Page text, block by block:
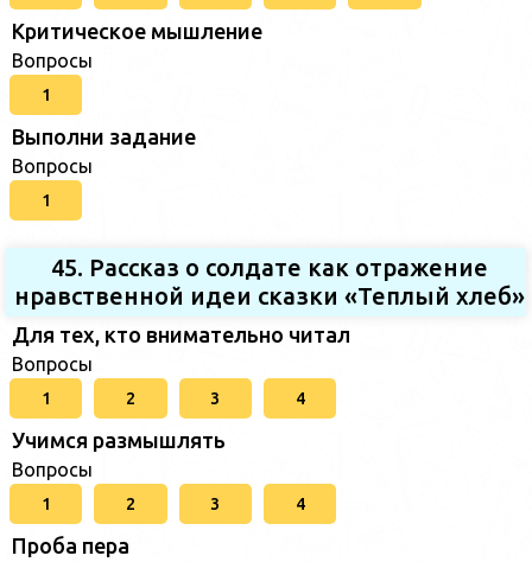
Критическое мышление
Вопросы
1
Выполни задание
Вопросы
1
45. Рассказ о солдате как отражение
нравственной идеи сказки «Теплый хлеб»
Для тех, кто внимательно читал
Вопросы
1 2 3 4
Учимся размышлять
Вопросы
1 2 3 4
Проба пера